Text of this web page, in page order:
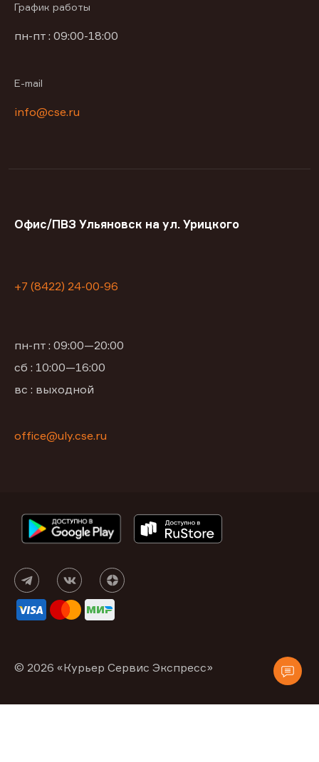
График работы
пн-пт : 09:00-18:00
E-mail
info@cse.ru
Офис/ПВЗ Ульяновск на ул. Урицкого
+7 (8422) 24-00-96
пн-пт : 09:00—20:00
сб : 10:00—16:00
вс : выходной
office@uly.cse.ru
© 2026 «Курьер Сервис Экспресс»